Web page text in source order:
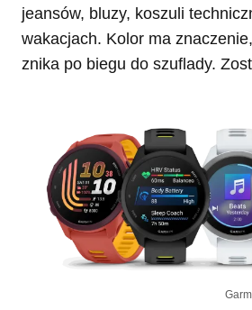
jeansów, bluzy, koszuli
wakacjach. Kolor ma
znika po biegu do szuflady.